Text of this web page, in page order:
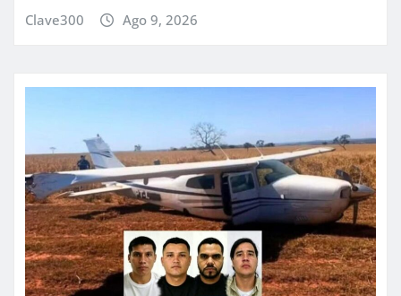
Clave300 Ago 9, 2026